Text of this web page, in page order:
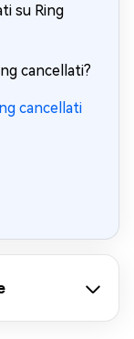
su Ring
cancellati?
cancellati